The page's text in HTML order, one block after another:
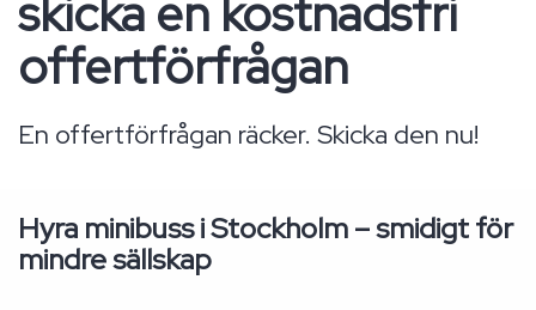
skicka en kostnadsfri
offertförfrågan
En offertförfrågan räcker. Skicka den nu!
Hyra minibuss i Stockholm – smidigt för
mindre sällskap